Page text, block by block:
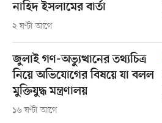
নাহিদ ইসলামের বার্তা
২ ঘণ্টা আগে
জুলাই গণ-অভ্যুত্থানের তথ্যচিত্র
নিয়ে অভিযোগের বিষয়ে যা বলল
মুক্তিযুদ্ধ মন্ত্রণালয়
১৬ ঘণ্টা আগে